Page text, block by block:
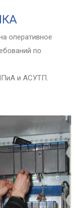
оперативное
по
и АСУТП.